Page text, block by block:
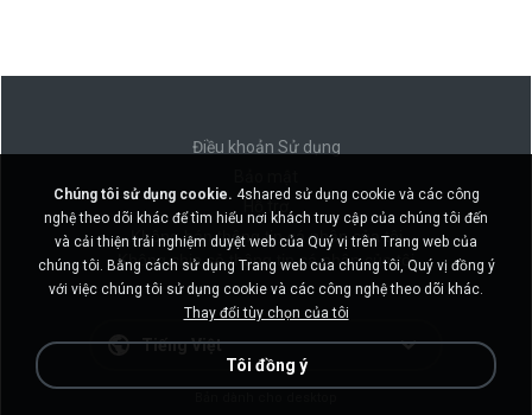
Điều khoản Sử dụng
Không bán thông tin cá nhân của tôi
Không chia sẻ thông tin cá nhân của tôi
Tiếng Việt
Chúng tôi sử dụng cookie. 4shared sử dụng cookie và các công
nghệ theo dõi khác để tìm hiểu nơi khách truy cập của chúng tôi đến
và cải thiện trải nghiệm duyệt web của Quý vị trên Trang web của
chúng tôi. Bằng cách sử dụng Trang web của chúng tôi, Quý vị đồng ý
với việc chúng tôi sử dụng cookie và các công nghệ theo dõi khác.
Thay đổi tùy chọn của tôi
Tôi đồng ý